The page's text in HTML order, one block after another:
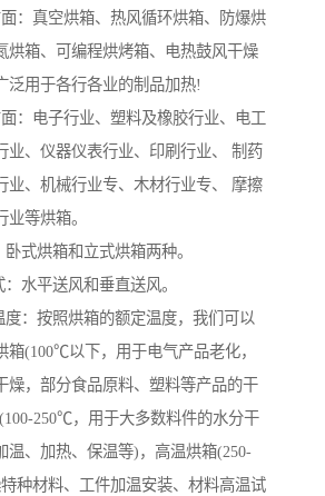
：真空烘箱、热风循环烘箱、防爆烘
烘箱、可编程烘烤箱、电热鼓风干燥
泛用于各行各业的制品加热!
：电子行业、塑料及橡胶行业、电工
业、仪器仪表行业、印刷行业、 制药
业、机械行业专、木材行业专、 摩擦
等烘箱。
式烘箱和立式烘箱两种。
水平送风和垂直送风。
度：按照烘箱的额定温度，我们可以
箱(100℃以下，用于电气产品老化，
燥，部分食品原料、塑料等产品的干
250℃，用于大多数料件的水分干
温、加热、保温等)，高温烘箱(250-
种材料、工件加温安装、材料高温试